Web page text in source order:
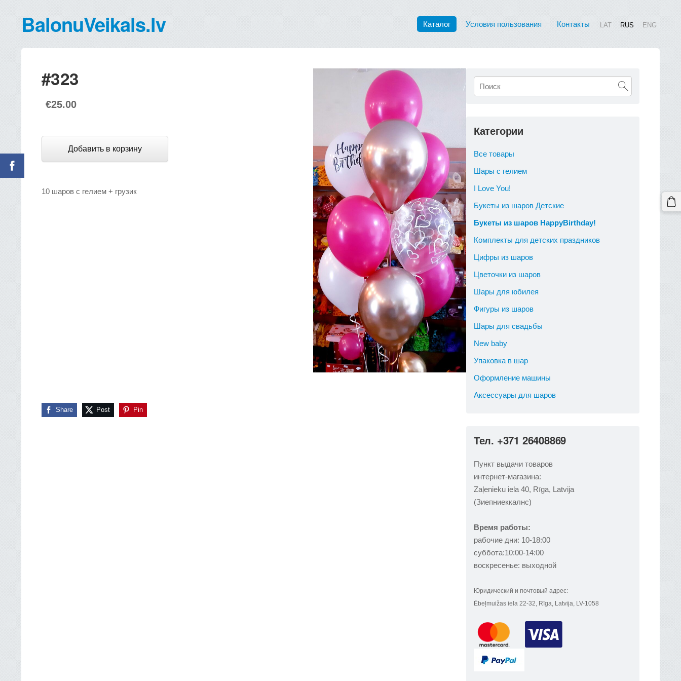
BalonuVeikals.lv Каталог Условия пользования Контакты LAT RUS ENG
Категории
Все товары
Шары с гелием
I Love You!
Букеты из шаров Детские
Букеты из шаров HappyBirthday!
Комплекты для детских праздников
Цифры из шаров
Цветочки из шаров
Шары для юбилея
Фигуры из шаров
Шары для свадьбы
New baby
Упаковка в шар
Оформление машины
Аксессуары для шаров
Тел. +371 26408869
Пункт выдачи товаров
интернет-магазина:
Zaļenieku iela 40, Rīga, Latvija
(Зиепниеккалнс)
Время работы:
рабочие дни: 10-18:00
суббота:10:00-14:00
воскресенье: выходной
Юридический и почтовый адрес:
Ēbeļmuižas iela 22-32, Rīga, Latvija, LV-1058
#323
€25.00
Добавить в корзину
10 шаров с гелием + грузик
Share Post Pin